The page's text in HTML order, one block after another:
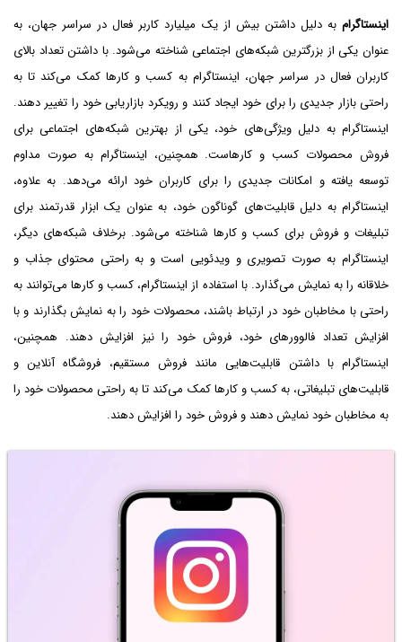
اینستاگرام به دلیل داشتن بیش از یک میلیارد کاربر فعال در سراسر جهان، به
عنوان یکی از بزرگترین شبکه‌های اجتماعی شناخته می‌شود. با داشتن تعداد بالای
کاربران فعال در سراسر جهان، اینستاگرام به کسب و کارها کمک می‌کند تا به
راحتی بازار جدیدی را برای خود ایجاد کنند و رویکرد بازاریابی خود را تغییر دهند.
اینستاگرام به دلیل ویژگی‌های خود، یکی از بهترین شبکه‌های اجتماعی برای
فروش محصولات کسب و کارهاست. همچنین، اینستاگرام به صورت مداوم
توسعه یافته و امکانات جدیدی را برای کاربران خود ارائه می‌دهد. به علاوه،
اینستاگرام به دلیل قابلیت‌های گوناگون خود، به عنوان یک ابزار قدرتمند برای
تبلیغات و فروش برای کسب و کارها شناخته می‌شود. برخلاف شبکه‌های دیگر،
اینستاگرام به صورت تصویری و ویدئویی است و به راحتی محتوای جذاب و
خلاقانه را به نمایش می‌گذارد. با استفاده از اینستاگرام، کسب و کارها می‌توانند به
راحتی با مخاطبان خود در ارتباط باشند، محصولات خود را به نمایش بگذارند و با
افزایش تعداد فالوورهای خود، فروش خود را نیز افزایش دهند. همچنین،
اینستاگرام با داشتن قابلیت‌هایی مانند فروش مستقیم، فروشگاه آنلاین و
قابلیت‌های تبلیغاتی، به کسب و کارها کمک می‌کند تا به راحتی محصولات خود را
به مخاطبان خود نمایش دهند و فروش خود را افزایش دهند.